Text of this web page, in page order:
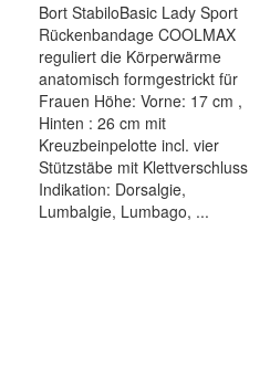
Bort StabiloBasic Lady Sport
Rückenbandage COOLMAX
reguliert die Körperwärme
anatomisch formgestrickt für
Frauen Höhe: Vorne: 17 cm ,
Hinten : 26 cm mit
Kreuzbeinpelotte incl. vier
Stützstäbe mit Klettverschluss
Indikation: Dorsalgie,
Lumbalgie, Lumbago, ...